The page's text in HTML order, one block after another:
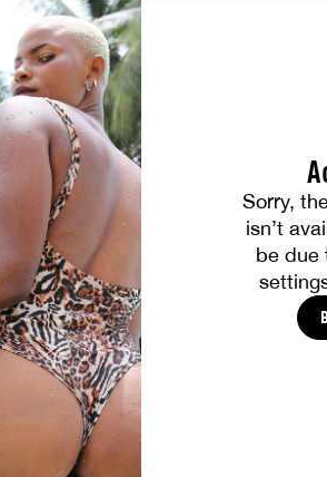
Sorry,
isn’t
be due
Brennende